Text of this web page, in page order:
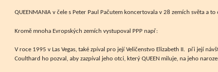
QUEENMANIA v čele s Peter Paul Pačutem koncertovala v 28 zemích světa a
Kromě mnoha Evropských zemích vystupoval PPP např:
V roce 1995 v Las Vegas, také zpíval pro její Veličenstvo Elizabeth II. při její
Coulthard ho pozval, aby zazpíval jeho otci, který QUEEN miluje, na jeho